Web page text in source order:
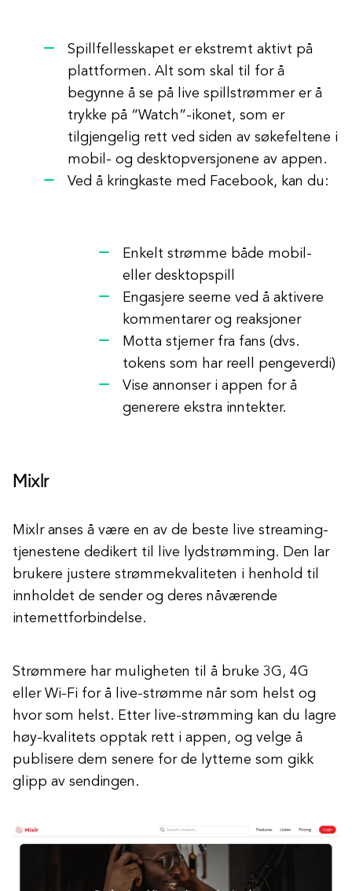
Spillfellesskapet er ekstremt aktivt på
plattformen. Alt som skal til for å
begynne å se på live spillstrømmer er å
trykke på “Watch”-ikonet, som er
tilgjengelig rett ved siden av søkefeltene i
mobil- og desktopversjonene av appen.
Ved å kringkaste med Facebook, kan du:
Enkelt strømme både mobil-
eller desktopspill
Engasjere seerne ved å aktivere
kommentarer og reaksjoner
Motta stjerner fra fans (dvs.
tokens som har reell pengeverdi)
Vise annonser i appen for å
generere ekstra inntekter.
Mixlr
Mixlr anses å være en av de beste live streaming-
tjenestene dedikert til live lydstrømming. Den lar
brukere justere strømmekvaliteten i henhold til
innholdet de sender og deres nåværende
internettforbindelse.
Strømmere har muligheten til å bruke 3G, 4G
eller Wi-Fi for å live-strømme når som helst og
hvor som helst. Etter live-strømming kan du lagre
høy-kvalitets opptak rett i appen, og velge å
publisere dem senere for de lytterne som gikk
glipp av sendingen.